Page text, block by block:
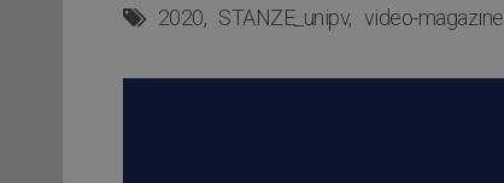
2020 STANZE_unipv video-magazine